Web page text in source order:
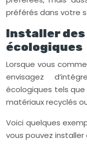
préférés dans votre
Installer
écologiques
Lorsque vous
envisagez
écologiques tels
matériaux recyclés
Voici quelques
vous pouvez